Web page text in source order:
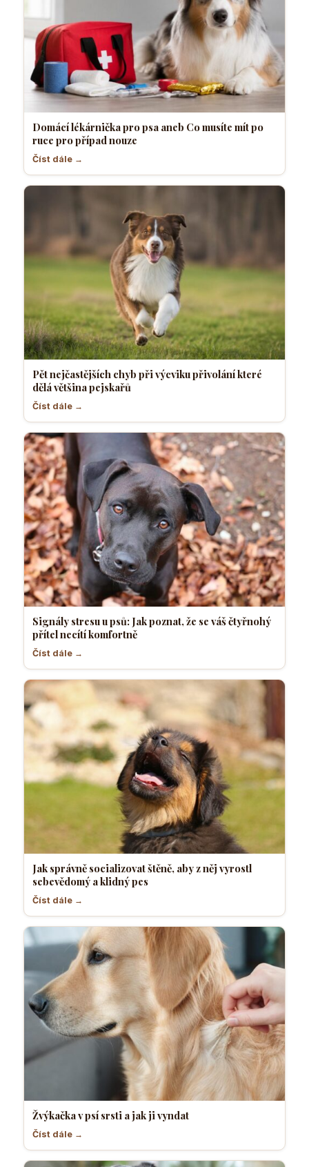
Domácí lékárnička pro psa aneb Co musíte mít po
ruce pro případ nouze
Číst dále →
Pět nejčastějších chyb při výcviku přivolání které
dělá většina pejskařů
Číst dále →
Signály stresu u psů: Jak poznat, že se váš čtyřnohý
přítel necítí komfortně
Číst dále →
Jak správně socializovat štěně, aby z něj vyrostl
sebevědomý a klidný pes
Číst dále →
Žvýkačka v psí srsti a jak ji vyndat
Číst dále →